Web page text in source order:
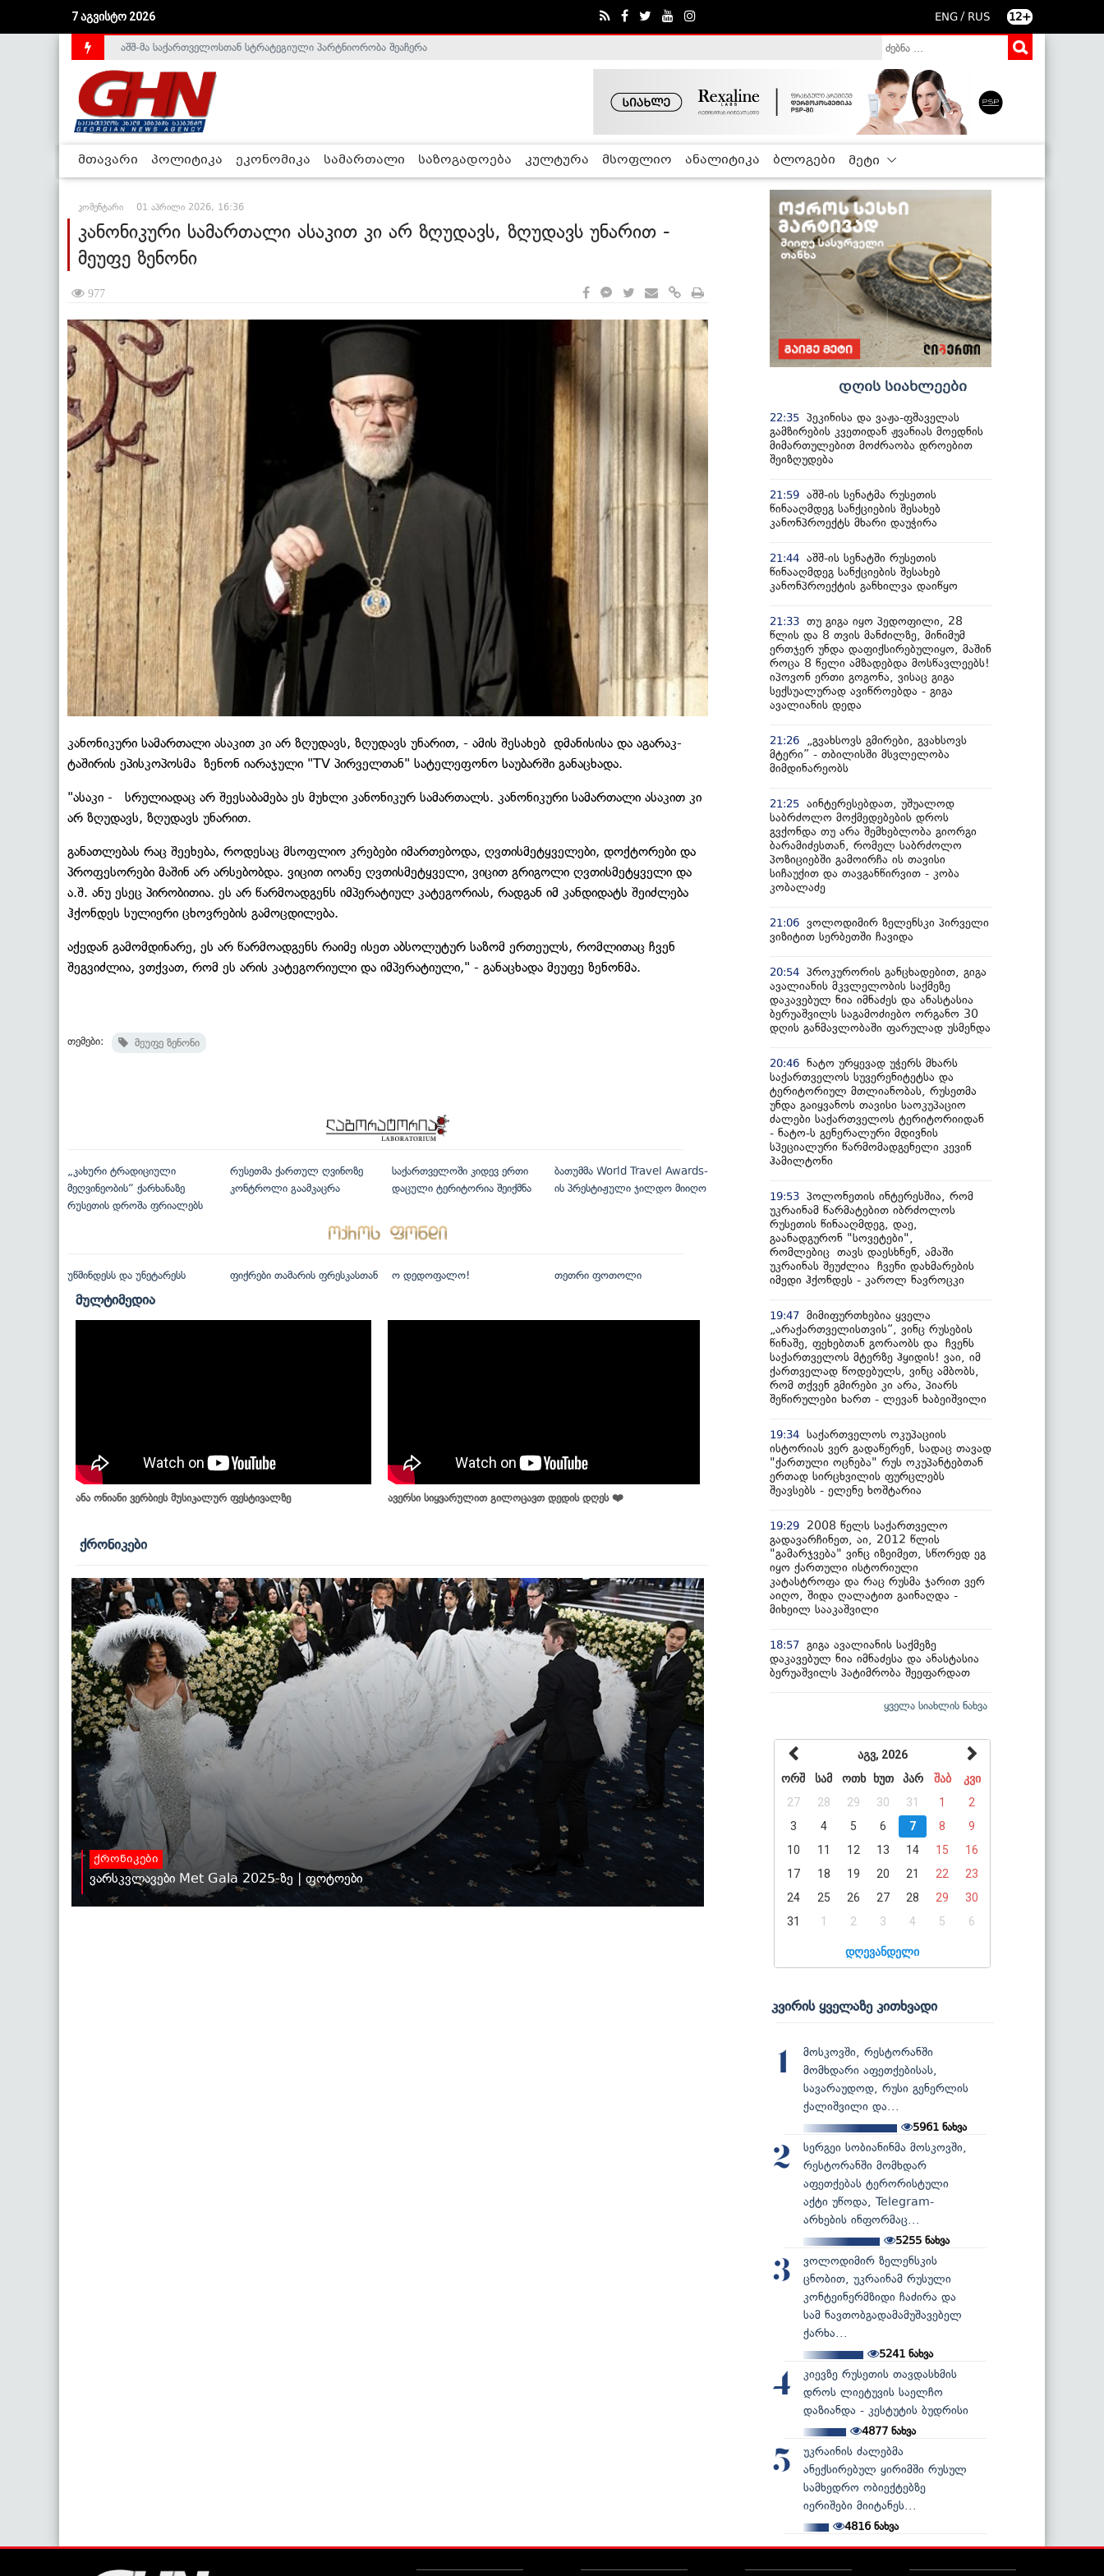
7 აგვისტო 2026 ENG / RUS 12+
საქართველოს დე-ფაქტო მთავრობა არალეგიტიმურია - ჰელსინკის კომისია
მთავარი პოლიტიკა ეკონომიკა სამართალი საზოგადოება კულტურა მსოფლიო ანალიტიკა ბლოგები მეტი
კომენტარი 01 აპრილი 2026, 16:36
კანონიკური სამართალი ასაკით კი არ ზღუდავს, ზღუდავს უნარით -
მეუფე ზენონი
977
კანონიკური სამართალი ასაკით კი არ ზღუდავს, ზღუდავს უნარით, - ამის შესახებ დმანისისა და აგარაკ-
ტაშირის ეპისკოპოსმა ზენონ იარაჯული "TV პირველთან" სატელეფონო საუბარში განაცხადა.
"ასაკი - სრულიადაც არ შეესაბამება ეს მუხლი კანონიკურ სამართალს. კანონიკური სამართალი ასაკით კი
არ ზღუდავს, ზღუდავს უნარით.
განათლებას რაც შეეხება, როდესაც მსოფლიო კრებები იმართებოდა, ღვთისმეტყველები, დოქტორები და
პროფესორები მაშინ არ არსებობდა. ვიცით იოანე ღვთისმეტყველი, ვიცით გრიგოლი ღვთისმეტყველი და
ა.შ. ანუ ესეც პირობითია. ეს არ წარმოადგენს იმპერატიულ კატეგორიას, რადგან იმ კანდიდატს შეიძლება
ჰქონდეს სულიერი ცხოვრების გამოცდილება.
აქედან გამომდინარე, ეს არ წარმოადგენს რაიმე ისეთ აბსოლუტურ საზომ ერთეულს, რომლითაც ჩვენ
შეგვიძლია, ვთქვათ, რომ ეს არის კატეგორიული და იმპერატიული," - განაცხადა მეუფე ზენონმა.
თემები: მეუფე ზენონი
„კახური ტრადიციული
მეღვინეობის“ ქარხანაზე
რუსეთის დროშა ფრიალებს
რუსეთმა ქართულ ღვინოზე
კონტროლი გაამკაცრა
საქართველოში კიდევ ერთი
დაცული ტერიტორია შეიქმნა
ბათუმმა World Travel Awards-
ის პრესტიჟული ჯილდო მიიღო
უწმინდესს და უნეტარესს ფიქრები თამარის ფრესკასთან ო დედოფალო! თეთრი ფოთოლი
მულტიმედია
ანა ონიანი ვერბიეს მუსიკალურ ფესტივალზე ავერსი სიყვარულით გილოცავთ დედის დღეს ❤️
ქრონიკები
ქრონიკები
ვარსკვლავები Met Gala 2025-ზე | ფოტოები
დღის სიახლეები
22:35 პეკინისა და ვაჟა-ფშაველას
გამზირების კვეთიდან ჟვანიას მოედნის
მიმართულებით მოძრაობა დროებით
შეიზღუდება
21:59 აშშ-ის სენატმა რუსეთის
წინააღმდეგ სანქციების შესახებ
კანონპროექტს მხარი დაუჭირა
21:44 აშშ-ის სენატში რუსეთის
წინააღმდეგ სანქციების შესახებ
კანონპროექტის განხილვა დაიწყო
21:33 თუ გიგა იყო პედოფილი, 28
წლის და 8 თვის მანძილზე, მინიმუმ
ერთჯერ უნდა დაფიქსირებულიყო, მაშინ
როცა 8 წელი ამზადებდა მოსწავლეებს!
იპოვონ ერთი გოგონა, ვისაც გიგა
სექსუალურად ავიწროებდა - გიგა
ავალიანის დედა
21:26
„გვახსოვს გმირები, გვახსოვს
მტერი” - თბილისში მსვლელობა
მიმდინარეობს
21:25 აინტერესებდათ, უშუალოდ
საბრძოლო მოქმედებების დროს
გვქონდა თუ არა შემხებლობა გიორგი
ბარამიძესთან, რომელ საბრძოლო
პოზიციებში გამოირჩა ის თავისი
სიჩაუქით და თავგანწირვით - კობა
კობალაძე
21:06 ვოლოდიმირ ზელენსკი პირველი
ვიზიტით სერბეთში ჩავიდა
20:54 პროკურორის განცხადებით, გიგა
ავალიანის მკვლელობის საქმეზე
დაკავებულ ნია იმნაძეს და ანასტასია
ბერუაშვილს საგამოძიებო ორგანო 30
დღის განმავლობაში ფარულად უსმენდა
20:46 ნატო ურყევად უჭერს მხარს
საქართველოს სუვერენიტეტსა და
ტერიტორიულ მთლიანობას, რუსეთმა
უნდა გაიყვანოს თავისი საოკუპაციო
ძალები საქართველოს ტერიტორიიდან
- ნატო-ს გენერალური მდივნის
სპეციალური წარმომადგენელი კევინ
ჰამილტონი
19:53 პოლონეთის ინტერესშია, რომ
უკრაინამ წარმატებით იბრძოლოს
რუსეთის წინააღმდეგ, დაე,
გაანადგურონ "სოვეტები",
რომლებიც თავს დაესხნენ, ამაში
უკრაინას შეუძლია ჩვენი დახმარების
იმედი ჰქონდეს - კაროლ ნავროცკი
19:47 მიმიფურთხებია ყველა
„არაქართველისთვის“, ვინც რუსების
წინაშე, ფეხებთან გორაობს და ჩვენს
საქართველოს მტერზე ჰყიდის! ვაი, იმ
ქართველად წოდებულს, ვინც ამბობს,
რომ თქვენ გმირები კი არა, პიარს
შეწირულები ხართ - ლევან ხაბეიშვილი
19:34 საქართველოს ოკუპაციის
ისტორიას ვერ გადაწერენ, სადაც თავად
"ქართული ოცნება" რუს ოკუპანტებთან
ერთად სირცხვილის ფურცლებს
შეავსებს - ელენე ხოშტარია
19:29
2008 წელს საქართველო
გადავარჩინეთ, აი, 2012 წლის
"გამარჯვება" ვინც იზეიმეთ, სწორედ ეგ
იყო ქართული ისტორიული
კატასტროფა და რაც რუსმა ჯარით ვერ
აიღო, შიდა ღალატით გაინაღდა -
მიხეილ სააკაშვილი
18:57 გიგა ავალიანის საქმეზე
დაკავებულ ნია იმნაძესა და ანასტასია
ბერუაშვილს პატიმრობა შეეფარდათ
ყველა სიახლის ნახვა
აგვ, 2026
ორშ
სამ ოთხ ხუთ პარ შაბ
კვი
27
28 29 30 31 1
2
3
4 5 6 7 8
9
10
11 12 13 14 15
16
17
18 19 20 21 22
23
24
25 26 27 28 29
30
31
1 2 3 4 5 6
დღევანდელი
კვირის ყველაზე კითხვადი
1
მოსკოვში, რესტორანში
მომხდარი აფეთქებისას,
სავარაუდოდ, რუსი გენერლის
ქალიშვილი და...
5961 ნახვა
2
სერგეი სობიანინმა მოსკოვში,
რესტორანში მომხდარ
აფეთქებას ტერორისტული
აქტი უწოდა, Telegram-
არხების ინფორმაც...
5255 ნახვა
3
ვოლოდიმირ ზელენსკის
ცნობით, უკრაინამ რუსული
კონტეინერმზიდი ჩაძირა და
სამ ნავთობგადამამუშავებელ
ქარხა...
5241ნახვა
4
კიევზე რუსეთის თავდასხმის
დროს ლიეტუვის საელჩო
დაზიანდა - კესტუტის ბუდრისი
4877ნახვა
5
უკრაინის ძალებმა
ანექსირებულ ყირიმში რუსულ
სამხედრო ობიექტებზე
იერიშები მიიტანეს...
4816ნახვა